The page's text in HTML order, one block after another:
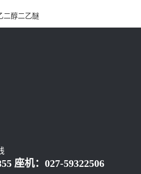
二醇二乙醚
座机：027-59322506